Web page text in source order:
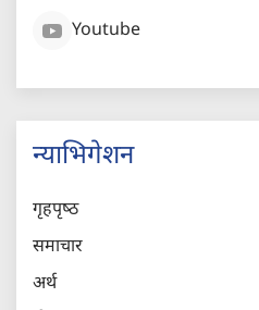
Youtube
न्याभिगेशन
गृहपृष्‍ठ
समाचार
अर्थ